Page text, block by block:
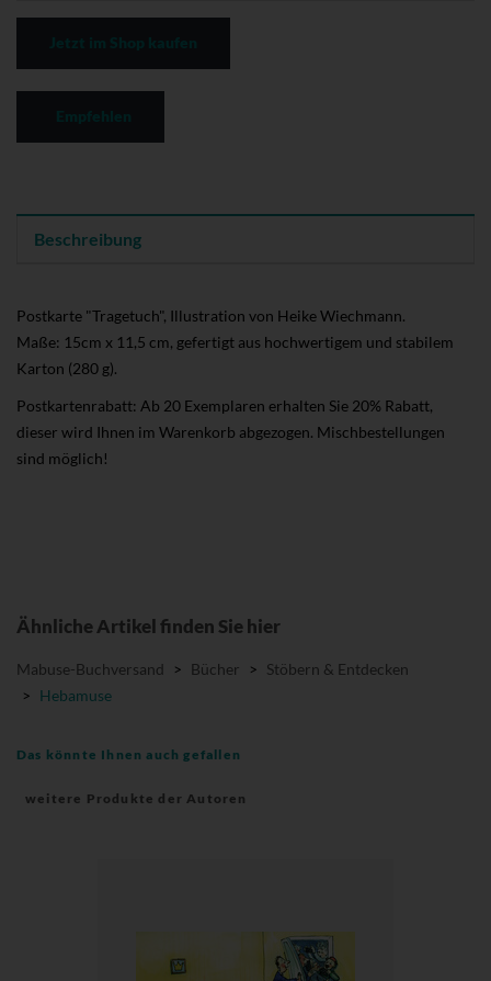
Beschreibung
Postkarte "Tragetuch", Illustration von Heike Wiechmann.
Maße: 15cm x 11,5 cm, gefertigt aus hochwertigem und stabilem
Karton (280 g).
Postkartenrabatt: Ab 20 Exemplaren erhalten Sie 20% Rabatt,
dieser wird Ihnen im Warenkorb abgezogen. Mischbestellungen
sind möglich!
Ähnliche Artikel finden Sie hier
Mabuse-Buchversand > Bücher > Stöbern & Entdecken
> Hebamuse
Das könnte Ihnen auch gefallen
weitere Produkte der Autoren